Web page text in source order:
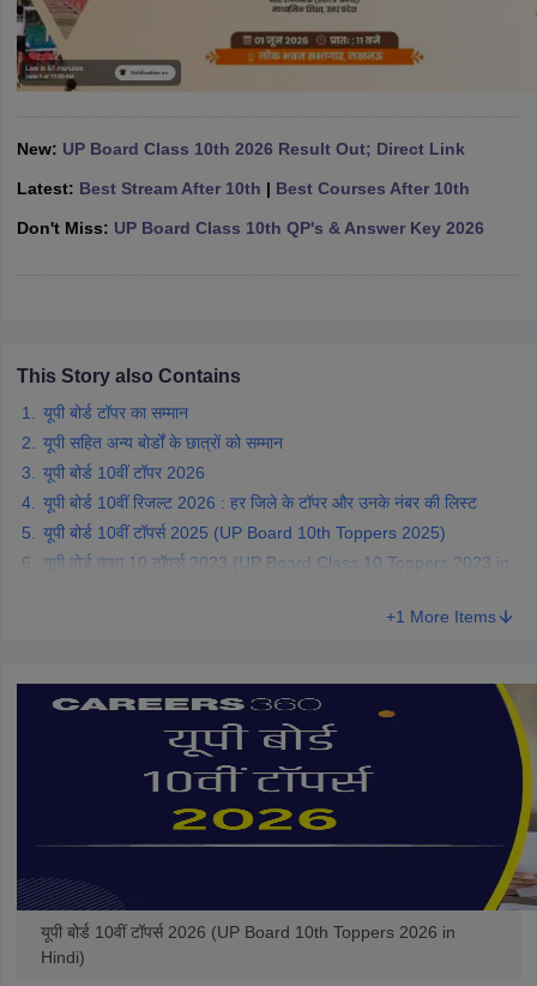
New: UP Board Class 10th 2026 Result Out; Direct Link
Latest: Best Stream After 10th | Best Courses After 10th
Don't Miss: UP Board Class 10th QP's & Answer Key 2026
This Story also Contains
यूपी बोर्ड टॉपर का सम्मान
यूपी सहित अन्य बोर्डों के छात्रों को सम्मान
यूपी बोर्ड 10वीं टॉपर 2026
यूपी बोर्ड 10वीं रिजल्ट 2026 : हर जिले के टॉपर और उनके नंबर की लिस्ट
यूपी बोर्ड 10वीं टॉपर्स 2025 (UP Board 10th Toppers 2025)
यूपी बोर्ड कक्षा 10 टॉपर्स 2023 (UP Board Class 10 Toppers 2023 in
+1 More Items
यूपी बोर्ड 10वीं टॉपर्स 2026 (UP Board 10th Toppers 2026 in
Hindi)